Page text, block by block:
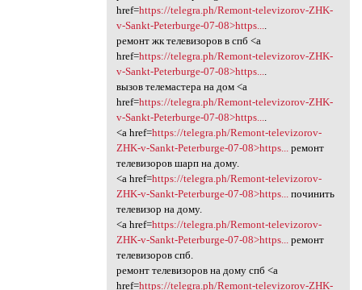
href=https://telegra.ph/Remont-televizorov-ZHK-
v-Sankt-Peterburge-07-08>https....
ремонт жк телевизоров в спб <a
href=https://telegra.ph/Remont-televizorov-ZHK-
v-Sankt-Peterburge-07-08>https....
вызов телемастера на дом <a
href=https://telegra.ph/Remont-televizorov-ZHK-
v-Sankt-Peterburge-07-08>https....
<a href=https://telegra.ph/Remont-televizorov-
ZHK-v-Sankt-Peterburge-07-08>https...ремонт
телевизоров шарп на дому.
<a href=https://telegra.ph/Remont-televizorov-
ZHK-v-Sankt-Peterburge-07-08>https...починить
телевизор на дому.
<a href=https://telegra.ph/Remont-televizorov-
ZHK-v-Sankt-Peterburge-07-08>https...ремонт
телевизоров спб.
ремонт телевизоров на дому спб <a
href=https://telegra.ph/Remont-televizorov-ZHK-